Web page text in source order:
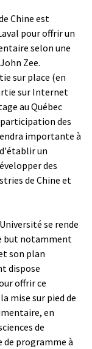
Chine est
pour offrir un
selon une
Zee.
sur place (en
sur Internet
au Québec
des
importante à
un
des
de Chine et
se rende
but notamment
son plan
dispose
offrir ce
mise sur pied de
en
de
programme à